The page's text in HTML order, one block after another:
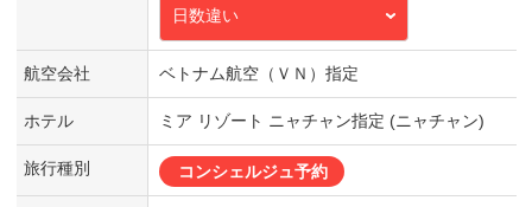
日数違い
航空会社 ベトナム航空（ＶＮ）指定
ホテル ミア リゾート ニャチャン指定 (ニャチャン)
旅行種別 コンシェルジュ予約